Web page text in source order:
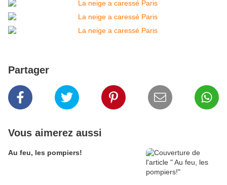
Partager
Vous aimerez aussi
Au feu, les pompiers!